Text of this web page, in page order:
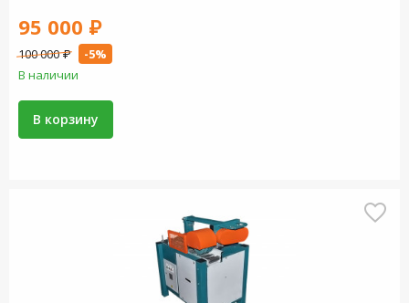
95 000 ₽
100 000 ₽
-5%
В наличии
В корзину